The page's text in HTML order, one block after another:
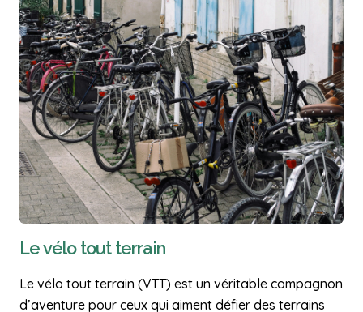
Le vélo tout terrain
Le vélo tout terrain (VTT) est un véritable compagnon
d’aventure pour ceux qui aiment défier des terrains